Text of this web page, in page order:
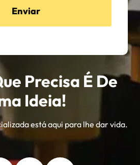
Enviar
Precisa É De
Ideia!
está aqui para lhe dar vida.